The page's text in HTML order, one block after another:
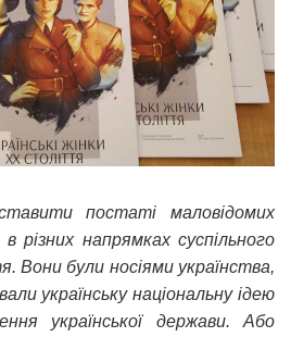
постаті маловідомих
різних напрямках суспільного
Вони були носіями українства,
українську національну ідею
української держави. Або